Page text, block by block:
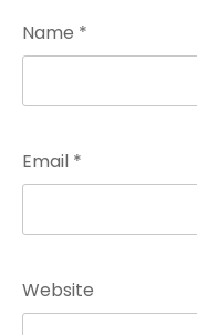
Name *
Email *
Website